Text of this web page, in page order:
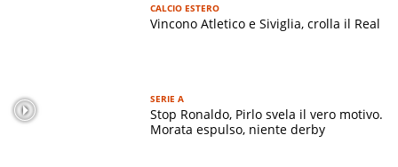
CALCIO ESTERO
Vincono Atletico e Siviglia, crolla il Real
SERIE A
Stop Ronaldo, Pirlo svela il vero motivo.
Morata espulso, niente derby